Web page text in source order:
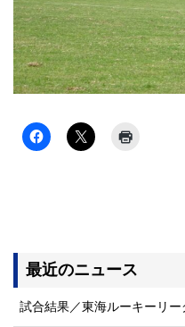
最近のニュース
試合結果／東海ルーキーリ